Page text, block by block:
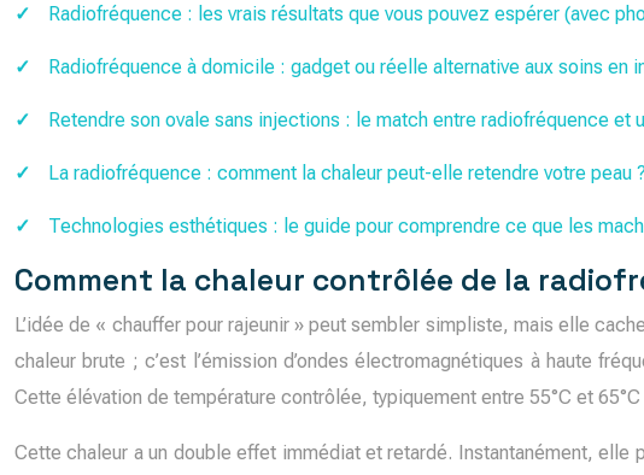
Radiofréquence : les vrais résultats que vous pouvez espérer (avec
Radiofréquence à domicile : gadget ou réelle alternative aux soins en
Retendre son ovale sans injections : le match entre radiofréquence et
La radiofréquence : comment la chaleur peut-elle retendre votre peau ?
Technologies esthétiques : le guide pour comprendre ce que les
Comment la chaleur contrôlée de la
L’idée de « chauffer pour rajeunir » peut sembler simpliste, mais elle
chaleur brute ; c’est l’émission d’ondes électromagnétiques à haute
Cette élévation de température contrôlée, typiquement entre 55°C et
Cette chaleur a un double effet immédiat et retardé. Instantanément,